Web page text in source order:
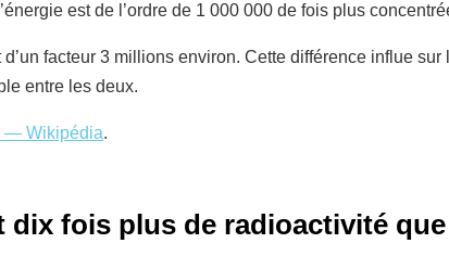
est de l’ordre de 1 000 000 de fois plus
facteur 3 millions environ. Cette différence influe
entre les deux.
— Wikipédia.
dix fois plus de radioactivité